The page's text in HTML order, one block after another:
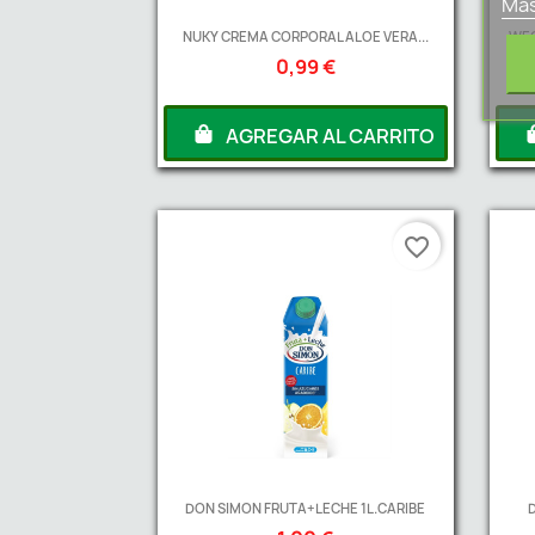
NUKY CREMA CORPORAL ALOE VERA...
0,99 €
AGREGAR AL CARRITO
DON SIMON FRUTA+LECHE 1L.CARIBE
favorite_border